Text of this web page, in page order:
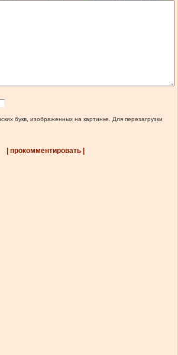
букв, изображенных на картинке. Для перезагрузки
| прокомментировать |